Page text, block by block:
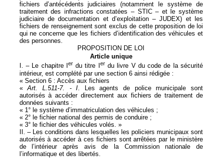
fichiers d’antécédents judiciaires (notamment le système de
traitement des infractions constatées – STIC – et le système
judiciaire de documentation et d’exploitation – JUDEX) et les
fichiers de renseignement sont exclus de cette proposition de loi
qui ne concerne que les fichiers d’identification des véhicules et
des personnes.
PROPOSITION DE LOI
Article unique
I. – Le chapitre I
er du titre I er du livre V du code de la sécurité
intérieur, est complété par une section 6 ainsi rédigée :
« Section 6 : Accès aux fichiers
«Art. L.511-7. - I . Les agents de police municipale sont
autorisés à accéder directement aux fichiers de traitement de
données suivants :
« 1° le système d’immatriculation des véhicules ;
« 2° le fichier national des permis de conduire ;
« 3° le fichier des véhicules volés. »
II. – Les conditions dans lesquelles les policiers municipaux sont
autorisés à accéder à ces fichiers sont arrêtées par le ministère
de l’intérieur après avis de la Commission nationale de
l’informatique et des libertés.